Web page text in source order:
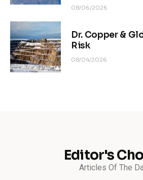
08/06/2026
Dr. Copper &
Risk
08/04/2026
Editor's
Articles Of The